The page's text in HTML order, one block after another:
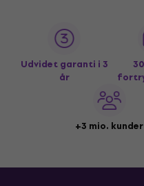
Udvidet garanti i 3
år
+3 mio. kunder